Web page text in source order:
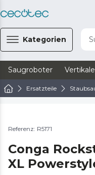
Kategorien
Saugroboter
Ersatzteile
Referenz: R5171
Conga
XL